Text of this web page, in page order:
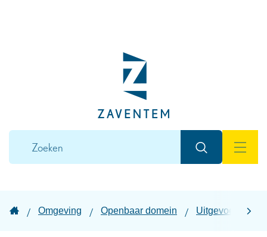
Zaventem
Zoeken
Startpagina
Omgeving Openbaar domein Uitgevoerde